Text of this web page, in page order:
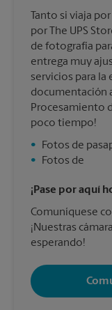
Tanto si viaja
por The UPS
de fotografía
entrega muy
servicios para la
documentación
Procesamiento
poco tiempo!
•
Fotos de
•
Fotos de
¡Pase por aquí
Comuníquese
¡Nuestras
esperando!